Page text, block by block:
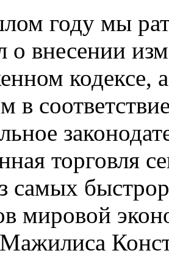
году мы
о внесении
кодексе,
в
торговля
самых
мировой
Мажилиса